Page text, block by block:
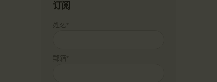
订阅
姓名*
郵箱*